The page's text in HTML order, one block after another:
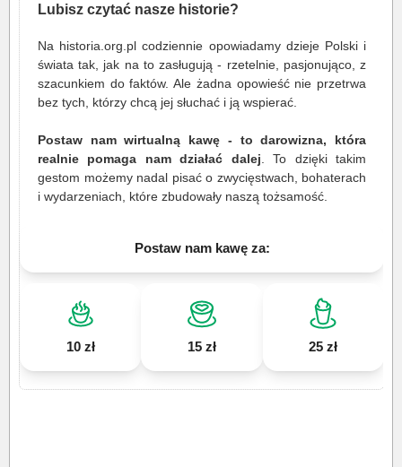
Lubisz czytać nasze historie?
Na historia.org.pl codziennie opowiadamy dzieje Polski i
świata tak, jak na to zasługują - rzetelnie, pasjonująco, z
szacunkiem do faktów. Ale żadna opowieść nie przetrwa
bez tych, którzy chcą jej słuchać i ją wspierać.
Postaw nam wirtualną kawę - to darowizna, która
realnie pomaga nam działać dalej. To dzięki takim
gestom możemy nadal pisać o zwycięstwach, bohaterach
i wydarzeniach, które zbudowały naszą tożsamość.
Postaw nam kawę za:
10 zł 15 zł 25 zł